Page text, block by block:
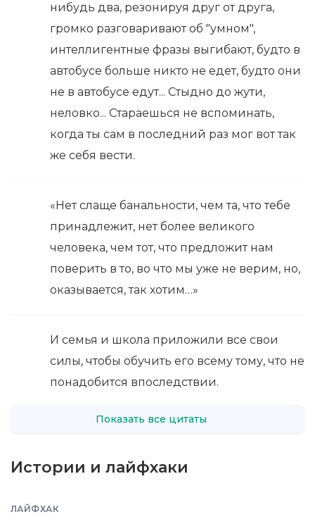
нибудь два, резонируя друг от друга,
громко разговаривают об "умном",
интеллигентные фразы выгибают, будто в
автобусе больше никто не едет, будто они
не в автобусе едут... Стыдно до жути,
неловко... Стараешься не вспоминать,
когда ты сам в последний раз мог вот так
же себя вести.
«Нет слаще банальности, чем та, что тебе
принадлежит, нет более великого
человека, чем тот, что предложит нам
поверить в то, во что мы уже не верим, но,
оказывается, так хотим…»
И семья и школа приложили все свои
силы, чтобы обучить его всему тому, что не
понадобится впоследствии.
Показать все цитаты
Истории и лайфхаки
ЛАЙФХАК